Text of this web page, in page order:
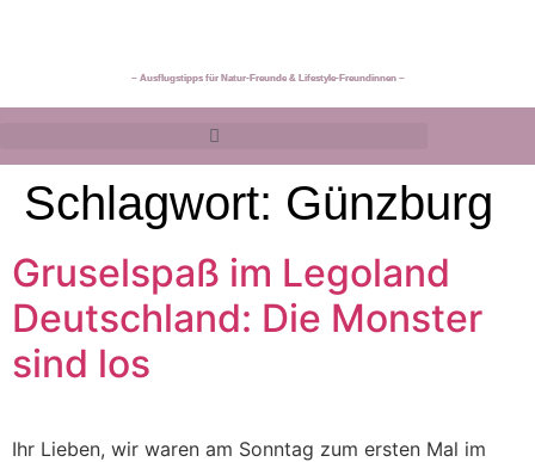
~ Ausflugstipps für Natur-Freunde & Lifestyle-Freundinnen ~
Schlagwort: Günzburg
Gruselspaß im Legoland
Deutschland: Die Monster
sind los
Ihr Lieben, wir waren am Sonntag zum ersten Mal im